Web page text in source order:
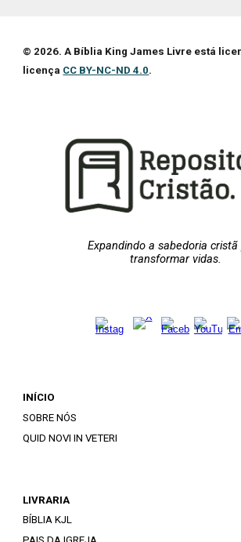
© 2026. A Bíblia King James Livre está
licença CC BY-NC-ND 4.0.
Expandindo a sabedoria cristã
transformar vidas.
INÍCIO
SOBRE NÓS
QUID NOVI IN VETERI
LIVRARIA
BÍBLIA KJL